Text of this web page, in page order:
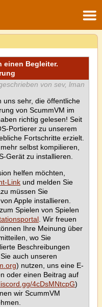
einen Begleiter.
von sev, lman
uns sehr, die öffentliche
von ScummVM im
richtig gelesen! Seit
Portierer zu unserem
Fortschritte erzielt.
selbst kompilieren,
Gerät zu installieren.
helfen möchten,
Link und melden Sie
müssen Sie
Apple installieren.
Spielen von Spielen
. Wir freuen
Ihre Meinung über
wo Sie
Beschreibungen
auch unseren
) nutzen, uns eine E-
oder einen Beitrag auf
4cDsMNtcpG)
wir ScummVM